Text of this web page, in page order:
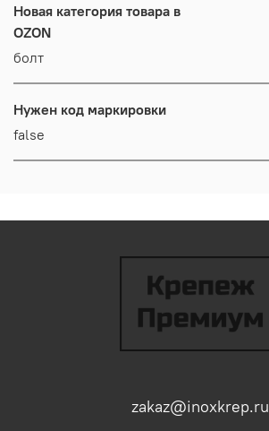
Новая категория товара в
OZON
болт
Нужен код маркировки
false
zakaz@inoxkrep.ru